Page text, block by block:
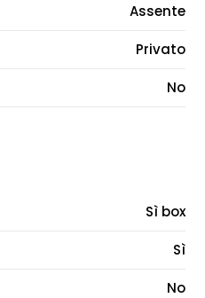
Assente
Privato
No
Sì box
Sì
No